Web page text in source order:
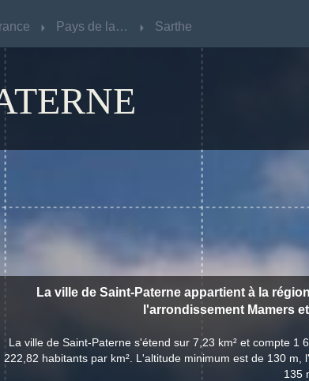
Pays de la Loire Sarthe
La ville de Saint-Paterne appartient à la région
l'arrondissement Mamers
La ville de Saint-Paterne s'étend sur 7,23 km² et compte
222,82 habitants par km². L'altitude minimum est de 130
135
Pays de la Loire Sarthe